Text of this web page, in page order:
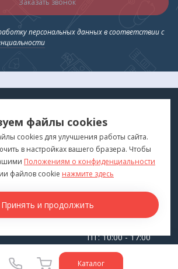
Заказать звонок
персональных данных в соответствии с
Каталог
©2026
КОНТАКТЫ
г. Владивосток
ПТ: 10:00 - 17:00
СБ-ВС: Выходной
файлы cookies
cookies для улучшения работы сайта.
в настройках вашего бразера. Чтобы
Положениям о конфиденциальности
файлов cookie нажмите здесь
Принять и продолжить